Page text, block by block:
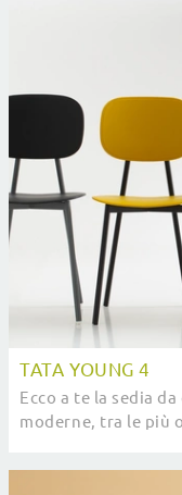
TATA YOUNG 4
Ecco a te la sedia
moderne, tra le più